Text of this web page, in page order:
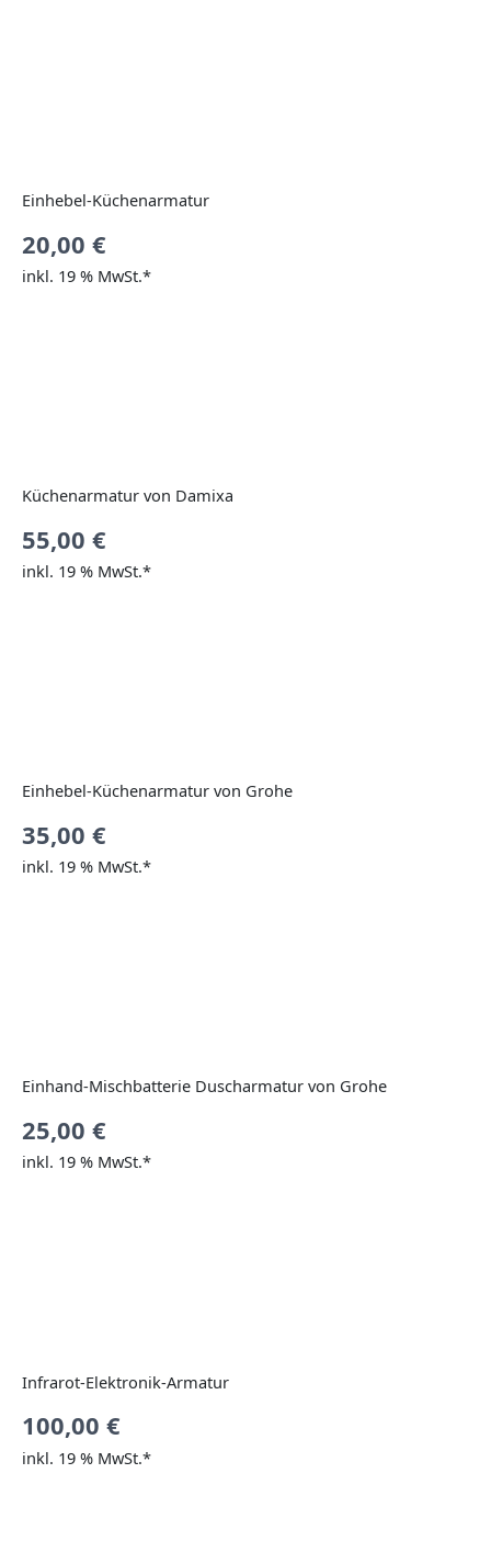
Einhebel-Küchenarmatur
20,00 €
inkl. 19 % MwSt.*
Küchenarmatur von Damixa
55,00 €
inkl. 19 % MwSt.*
Einhebel-Küchenarmatur von Grohe
35,00 €
inkl. 19 % MwSt.*
Einhand-Mischbatterie Duscharmatur von Grohe
25,00 €
inkl. 19 % MwSt.*
Infrarot-Elektronik-Armatur
100,00 €
inkl. 19 % MwSt.*